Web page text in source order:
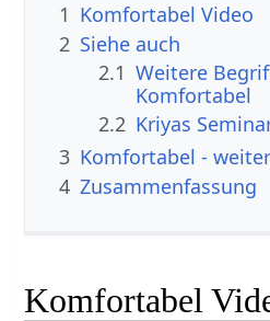
1
Komfortabel‏‎ Video
2 Siehe auch
2.1 Weitere
2.2 Kriyas
3
4 Zusammenfassung